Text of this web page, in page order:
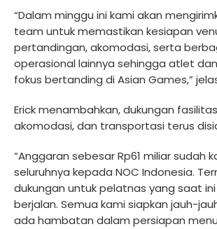
“Dalam minggu ini kami akan
team untuk memastikan kesiapan
pertandingan, akomodasi, serta
operasional lainnya sehingga atlet
fokus bertanding di Asian Games,”
Erick menambahkan, dukungan
akomodasi, dan transportasi terus
“Anggaran sebesar Rp61 miliar sudah
seluruhnya kepada NOC Indonesia.
dukungan untuk pelatnas yang saat
berjalan. Semua kami siapkan jauh-
ada hambatan dalam persiapan